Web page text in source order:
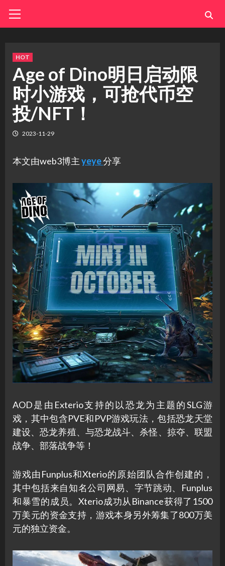
Menu
HOT
Age of Dino明日启动限
时小游戏，可抢代币空
投/NFT！
2023-11-29
本文由web3博主yeye分享
AOD是由Exterio支持的以恐龙为主题的SLG游
戏，其中包含PVE和PVP游戏玩法，包括恐龙天堂
建设、恐龙养殖、与恐龙战斗、杀怪、掠夺、联盟
战争、部落战争等！
游戏由Funplus和Xterio的原始团队合作创建的，
其中包括来自知名公司网易、字节跳动、Funplus
和暴雪的成员。Xterio成功从Binance获得了1500
万美元的资金支持，游戏本身另外筹集了800万美
元的独立资金。